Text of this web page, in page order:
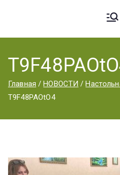
Главная НОВОСТИ
T9F48PAOtO4